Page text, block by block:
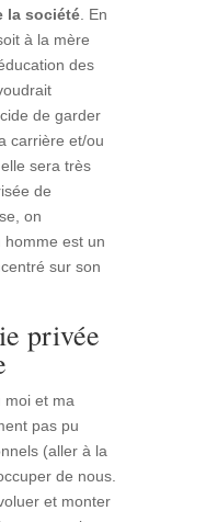
la société. En
à la mère
des
de garder
carrière et/ou
sera très
de
on
homme est un
sur son
privée
moi et ma
pas pu
(aller à la
de nous.
et monter